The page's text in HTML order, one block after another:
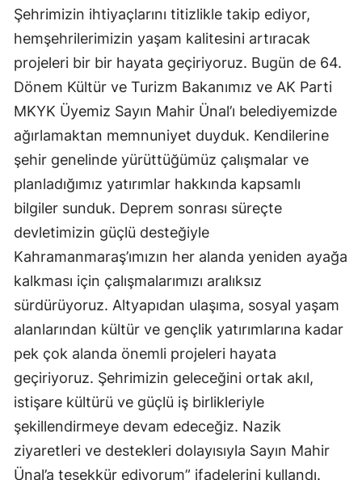
Şehrimizin ihtiyaçlarını titizlikle takip ediyor,
hemşehrilerimizin yaşam kalitesini artıracak
projeleri bir bir hayata geçiriyoruz. Bugün de 64.
Dönem Kültür ve Turizm Bakanımız ve AK Parti
MKYK Üyemiz Sayın Mahir Ünal’ı belediyemizde
ağırlamaktan memnuniyet duyduk. Kendilerine
şehir genelinde yürüttüğümüz çalışmalar ve
planladığımız yatırımlar hakkında kapsamlı
bilgiler sunduk. Deprem sonrası süreçte
devletimizin güçlü desteğiyle
Kahramanmaraş’ımızın her alanda yeniden ayağa
kalkması için çalışmalarımızı aralıksız
sürdürüyoruz. Altyapıdan ulaşıma, sosyal yaşam
alanlarından kültür ve gençlik yatırımlarına kadar
pek çok alanda önemli projeleri hayata
geçiriyoruz. Şehrimizin geleceğini ortak akıl,
istişare kültürü ve güçlü iş birlikleriyle
şekillendirmeye devam edeceğiz. Nazik
ziyaretleri ve destekleri dolayısıyla Sayın Mahir
Ünal’a teşekkür ediyorum” ifadelerini kullandı.